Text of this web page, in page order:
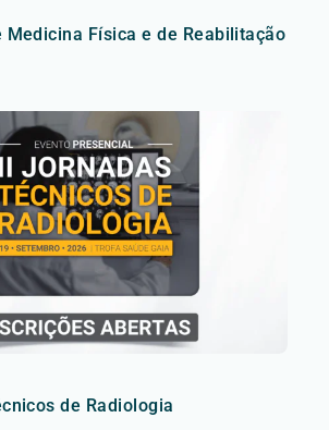
Medicina Física e de Reabilitação
de Radiologia